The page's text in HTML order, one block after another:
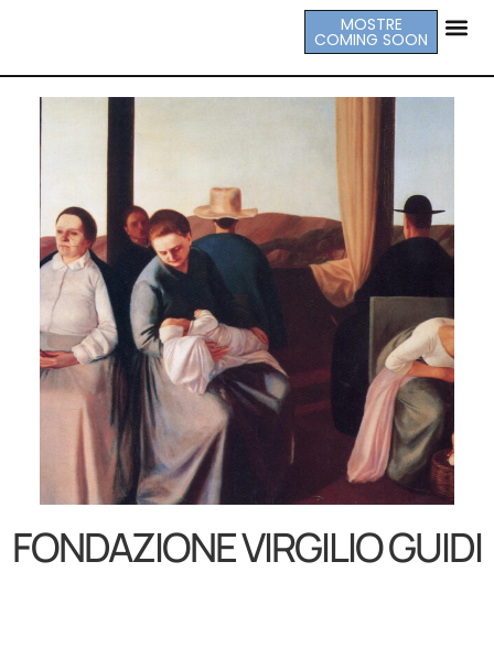
MOSTRE
COMING SOON
FONDAZIONE VIRGILIO GUIDI